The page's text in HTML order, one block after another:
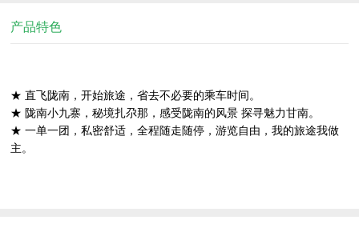
产品特色
★ 直飞陇南，开始旅途，省去不必要的乘车时间。
★ 陇南小九寨，秘境扎尕那，感受陇南的风景 探寻魅力甘南。
★ 一单一团，私密舒适，全程随走随停，游览自由，我的旅途我做
主。